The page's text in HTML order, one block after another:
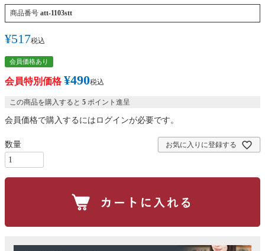
商品番号 att-1103stt
¥517税込
会員価格あり
会員特別価格 ¥490税込
この商品を購入すると 5 ポイント進呈
会員価格で購入するにはログインが必要です。
お気に入りに登録する